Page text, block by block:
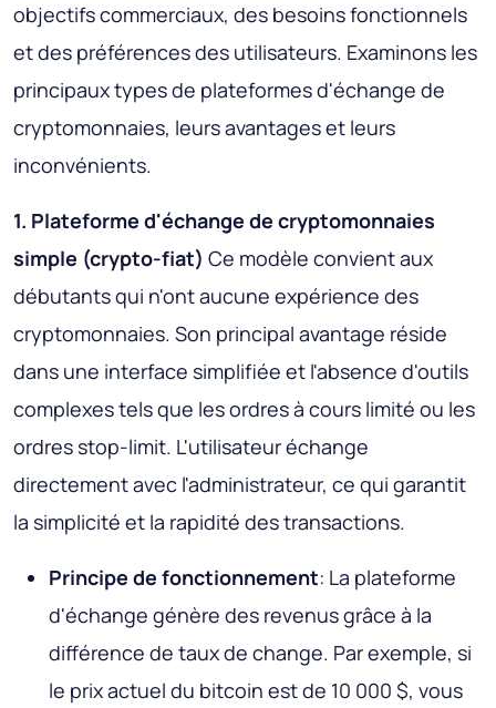
objectifs commerciaux, des besoins fonctionnels
et des préférences des utilisateurs. Examinons les
principaux types de plateformes d'échange de
cryptomonnaies, leurs avantages et leurs
inconvénients.
1. Plateforme d'échange de cryptomonnaies
simple (crypto-fiat) Ce modèle convient aux
débutants qui n'ont aucune expérience des
cryptomonnaies. Son principal avantage réside
dans une interface simplifiée et l'absence d'outils
complexes tels que les ordres à cours limité ou les
ordres stop-limit. L'utilisateur échange
directement avec l'administrateur, ce qui garantit
la simplicité et la rapidité des transactions.
Principe de fonctionnement: La plateforme
d'échange génère des revenus grâce à la
différence de taux de change. Par exemple, si
le prix actuel du bitcoin est de 10 000 $, vous